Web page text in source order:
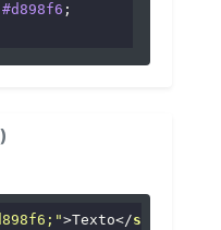
#d898f6 ;
>Texto</span